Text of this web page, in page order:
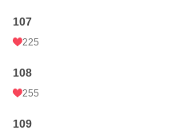
107
225
108
255
109